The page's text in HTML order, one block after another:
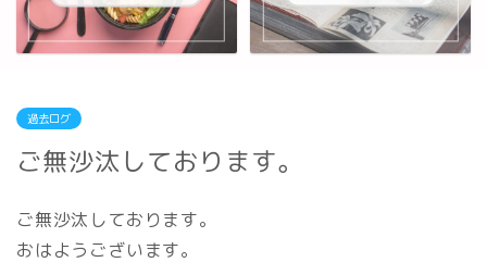
過去ログ
ご無沙汰しております。
ご無沙汰しております。
おはようございます。